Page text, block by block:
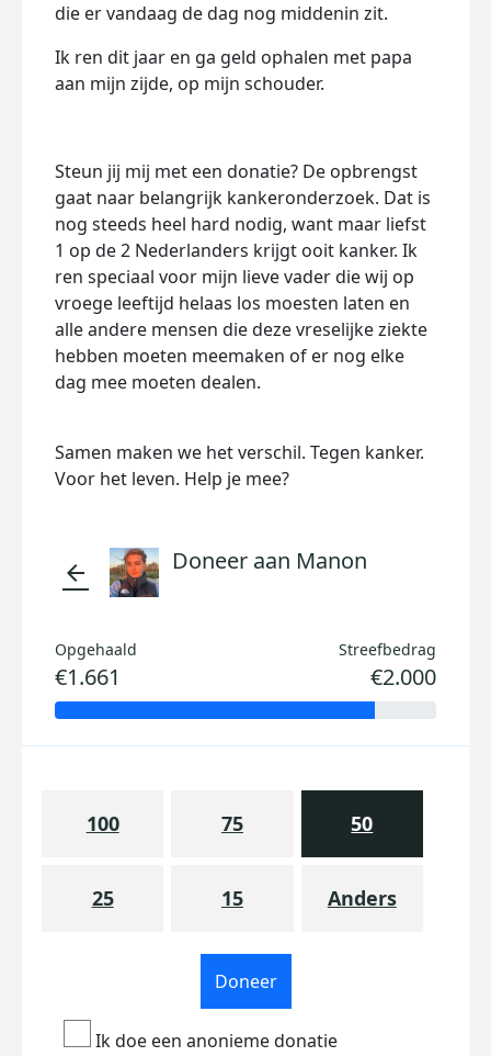
die er vandaag de dag nog middenin zit.
Ik ren dit jaar en ga geld ophalen met papa
aan mijn zijde, op mijn schouder.
Steun jij mij met een donatie? De opbrengst
gaat naar belangrijk kankeronderzoek. Dat is
nog steeds heel hard nodig, want maar liefst
1 op de 2 Nederlanders krijgt ooit kanker. Ik
ren speciaal voor mijn lieve vader die wij op
vroege leeftijd helaas los moesten laten en
alle andere mensen die deze vreselijke ziekte
hebben moeten meemaken of er nog elke
dag mee moeten dealen.
Samen maken we het verschil. Tegen kanker.
Voor het leven. Help je mee?
arrow_back Doneer aan Manon
Opgehaald
€1.661
Streefbedrag
€2.000
100 75 50
25 15 Anders
Doneer
Ik doe een anonieme donatie